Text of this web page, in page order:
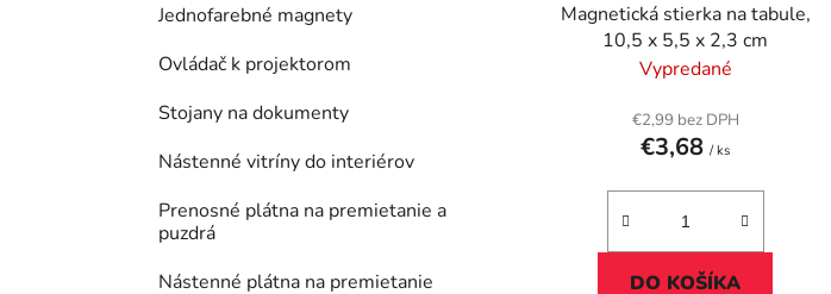
Jednofarebné magnety
Ovládač k projektorom
Stojany na dokumenty
Nástenné vitríny do interiérov
Prenosné plátna na premietanie a
puzdrá
Nástenné plátna na premietanie
Magnetická stierka na tabule,
10,5 x 5,5 x 2,3 cm
Vypredané
€2,99 bez DPH
€3,68/ ks
DO KOŠÍKA